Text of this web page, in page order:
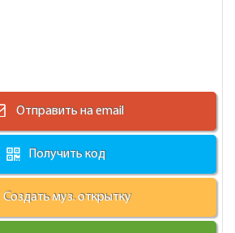
Отправить на email
Получить код
Создать муз. открытку